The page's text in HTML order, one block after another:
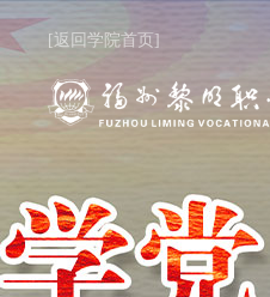
[返回学院首页]